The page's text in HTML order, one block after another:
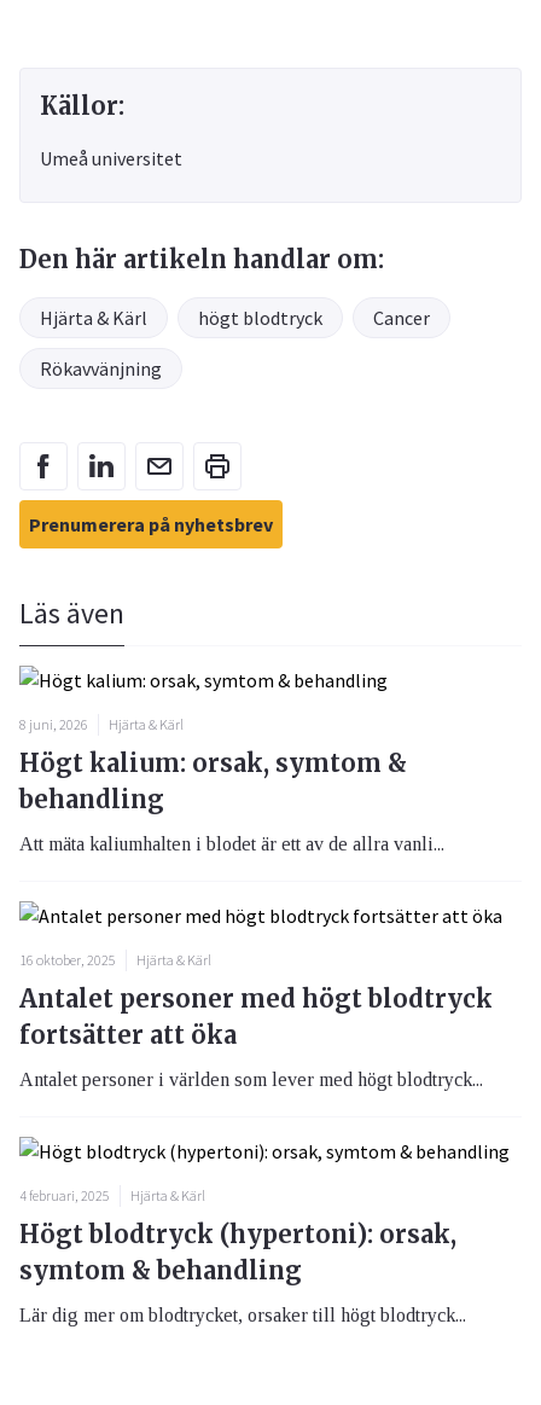
Källor:
Umeå universitet
Den här artikeln handlar om:
Hjärta & Kärl högt blodtryck Cancer
Rökavvänjning
Prenumerera på nyhetsbrev
Läs även
8 juni, 2026 Hjärta & Kärl
Högt kalium: orsak, symtom &
behandling
Att mäta kaliumhalten i blodet är ett av de allra vanli...
16 oktober, 2025 Hjärta & Kärl
Antalet personer med högt blodtryck
fortsätter att öka
Antalet personer i världen som lever med högt blodtryck...
4 februari, 2025 Hjärta & Kärl
Högt blodtryck (hypertoni): orsak,
symtom & behandling
Lär dig mer om blodtrycket, orsaker till högt blodtryck...